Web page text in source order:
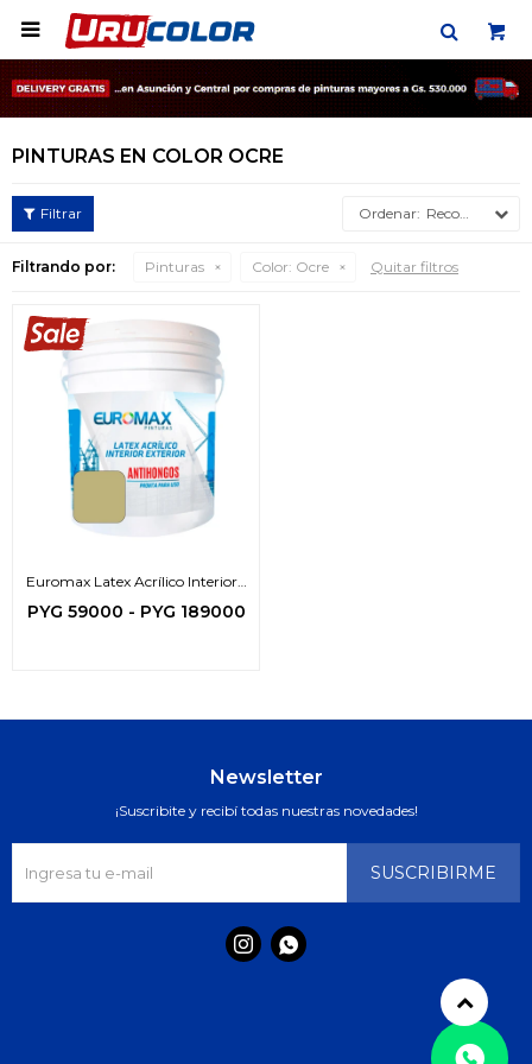

PINTURAS EN COLOR OCRE
Recomendados
Filtrando por: Pinturas Color: Ocre Quitar filtros
Euromax Latex Acrílico Interior -
Exterior (zona protegida)
PYG 59000 - PYG 189000
Newsletter
¡Suscribite y recibí todas nuestras novedades!
SUSCRIBIRME
 